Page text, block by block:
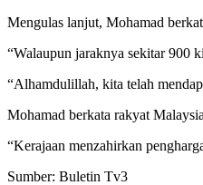
Mengulas lanjut, Mohamad
“Walaupun jaraknya sekitar 900
“Alhamdulillah, kita telah
Mohamad berkata rakyat
“Kerajaan menzahirkan
Sumber: Buletin Tv3